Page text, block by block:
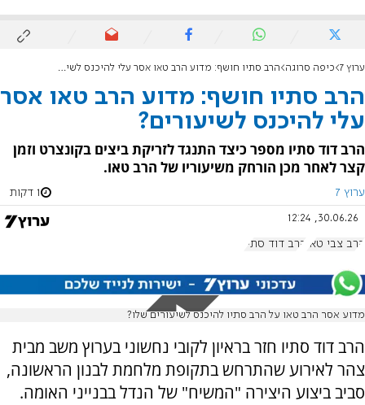
ערוץ 7 כיפה סרוגה הרב סתיו חושף: מדוע הרב טאו אסר עלי להיכנס לשיעורים?
הרב סתיו חושף: מדוע הרב טאו אסר
עלי להיכנס לשיעורים?
הרב דוד סתיו מספר כיצד התנגד לזריקת ביצים בקונצרט וזמן
קצר לאחר מכן הורחק משיעוריו של הרב טאו.
ערוץ 7 1 דקות
30.06.26, 12:24
הרב צבי טאו הרב דוד סתיו
מדוע אסר הרב טאו על הרב סתיו להיכנס לשיעורים שלו?
הרב דוד סתיו חזר בראיון לקובי נחשוני בערוץ משב מבית
צהר לאירוע שהתרחש בתקופת מלחמת לבנון הראשונה,
סביב ביצוע היצירה "המשיח" של הנדל בבנייני האומה.